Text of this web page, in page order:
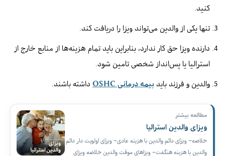
کنید.
تنها یکی از والدین می‌تواند ویزا را دریافت کند.
دارنده ویزا حق کار ندارد، بنابراین باید تمام هزینه‌ها از منابع خارج از
استرالیا یا پس‌انداز شخصی تامین شود.
والدین و فرزند باید بیمه درمانی OSHC داشته باشند.
مطالعه بیشتر
ویزای والدین استرالیا
خلاصه– ویزای دائم والدین با هزینه عادی– ویزای اولویت دار دائم
والدین با هزینه هنگفت– ویزاهای موقت والدین خلاصه ویزای